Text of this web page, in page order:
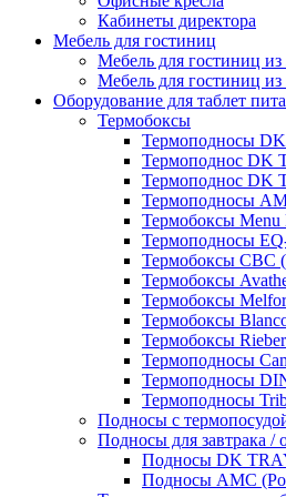
Кабинеты директора
Мебель для гостиниц
Мебель для гостиниц
Мебель для гостиниц из
Оборудование для таблет
Термобоксы
Термоподносы
Термоподнос
Термоподнос
Термоподносы
Термобоксы
Термоподносы
Термобоксы CBC
Термобоксы
Термобоксы
Термобоксы
Термобоксы
Термоподносы
Термоподносы
Термоподносы
Подносы с
Подносы для завтрака /
Подносы DK
Подносы AMC